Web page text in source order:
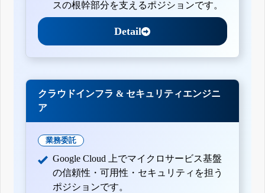
スの根幹部分を支えるポジションです。
Detail
クラウドインフラ & セキュリティエンジニ
ア
業務委託
Google Cloud 上でマイクロサービス基盤
の信頼性・可用性・セキュリティを担う
ポジションです。